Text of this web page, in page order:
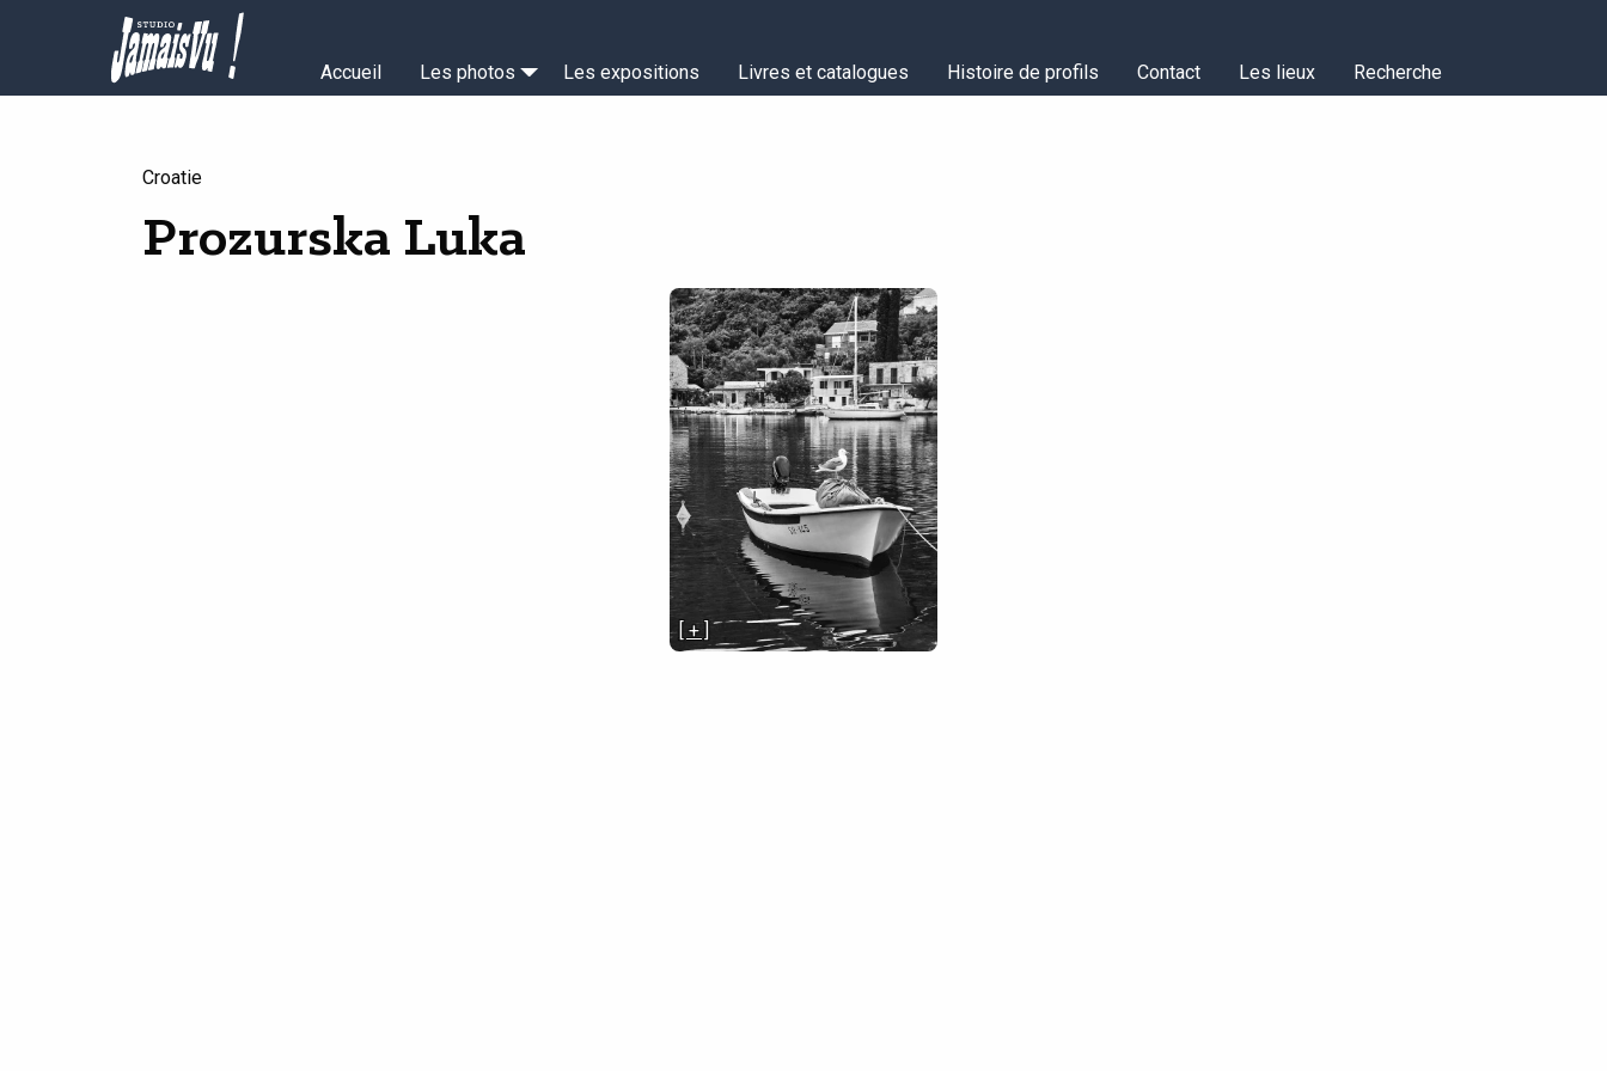
principal
Navigation
Accueil Les photos Les expositions Livres et catalogues Histoire de profils Contact Les lieux Recherche
Croatie
Prozurska Luka
[ + ]